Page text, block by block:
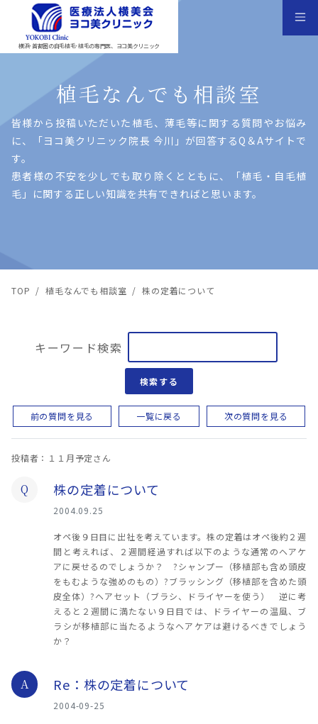
横浜･首都圏の自毛植毛･植毛の専門医、ヨコ美クリニック
植毛なんでも相談室
皆様から投稿いただいた植⽑、薄⽑等に関する質問やお悩み
に、「ヨコ美クリニック院⻑ 今川」が回答するQ＆Aサイトで
す。
患者様の不安を少しでも取り除くとともに、「植⽑・⾃⽑植
⽑」に関する正しい知識を共有できればと思います。
TOP / 植毛なんでも相談室 / 株の定着について
キーワード検索
検索する
前の質問を見る 一覧に戻る 次の質問を見る
投稿者：１１月予定さん
Q 株の定着について
2004.09.25
オペ後９日目に出社を考えています。株の定着はオペ後約２週
間と考えれば、２週間経過すれば以下のような通常のヘアケ
アに戻せるのでしょうか？ ?シャンプー（移植部も含め頭皮
をもむような強めのもの）?ブラッシング（移植部を含めた頭
皮全体）?ヘアセット（ブラシ、ドライヤーを使う） 逆に考
えると２週間に満たない９日目では、ドライヤーの温風、ブ
ラシが移植部に当たるようなヘアケアは避けるべきでしょう
か？
A Re：株の定着について
2004-09-25